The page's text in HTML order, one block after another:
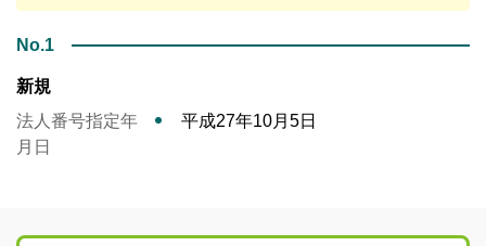
No.1
新規
法人番号指定年
月日
平成27年10月5日